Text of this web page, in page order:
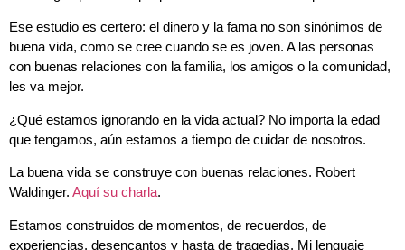
Ese estudio es certero: el dinero y la fama no son sinónimos de
buena vida, como se cree cuando se es joven. A las personas
con buenas relaciones con la familia, los amigos o la comunidad,
les va mejor.
¿Qué estamos ignorando en la vida actual? No importa la edad
que tengamos, aún estamos a tiempo de cuidar de nosotros.
La buena vida se construye con buenas relaciones. Robert
Waldinger. Aquí su charla.
Estamos construidos de momentos, de recuerdos, de
experiencias, desencantos y hasta de tragedias. Mi lenguaje